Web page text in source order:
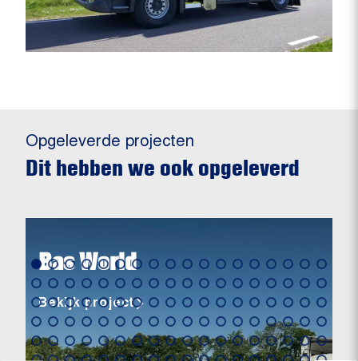
Opgeleverde projecten
Dit hebben we ook opgeleverd
Bas World
Bekijk project